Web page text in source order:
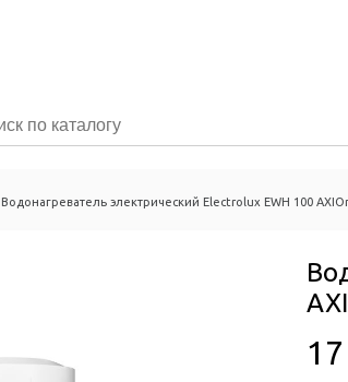
Водонагреватель электрический Electrolux EWH 100